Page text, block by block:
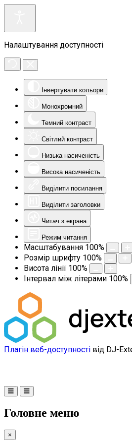
Налаштування доступності
Інвертувати кольори
Монохромний
Темний контраст
Світлий контраст
Низька насиченість
Висока насиченість
Виділити посилання
Виділити заголовки
Читач з екрана
Режим читання
Масштабування 100%
Розмір шрифту 100%
Висота лінії 100%
Інтервал між літерами 100%
Плагін веб-доступності від DJ-
Головне меню
×